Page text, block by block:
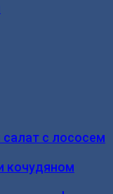
с лососем
кочудяном